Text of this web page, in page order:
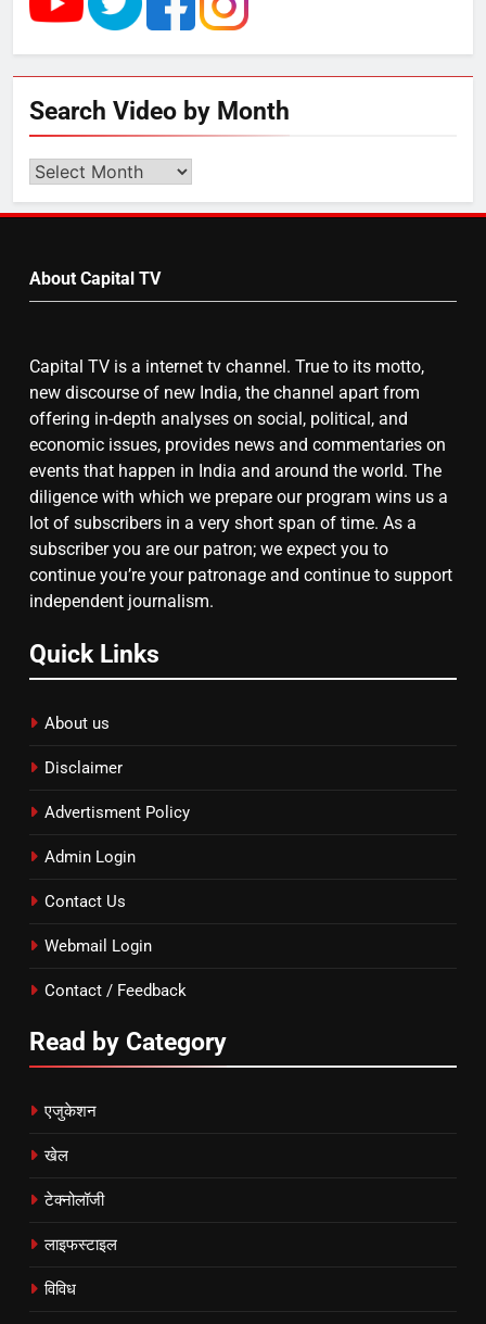
डेयरी, कुटीर उद्योग और स्वरोजगार को
राम की नगरी अयोध्या में आने वाले भक्तों
का स्वागत करेगा लक्ष्मण द्वार
बढ़ा पंचायतों का बजट
7
गाजा युद्धविराम को लेकर बड़ी खबरें
8
चुनाव से पहले लालू परिवार पर बड़ा झटका,
दिल्ली कोर्ट ने IRCTC घोटाले में आरोप
तय किए
Search Video by Month
Search
by
About Capital TV
Capital TV is a internet tv channel. True to its motto,
new discourse of new India, the channel apart from
offering in-depth analyses on social, political, and
economic issues, provides news and commentaries on
events that happen in India and around the world. The
diligence with which we prepare our program wins us a
lot of subscribers in a very short span of time. As a
subscriber you are our patron; we expect you to
continue you’re your patronage and continue to support
independent journalism.
Quick Links
About us
Disclaimer
Advertisment Policy
Admin Login
Contact Us
Webmail Login
Contact / Feedback
Read by Category
एजुकेशन
खेल
टेक्नोलॉजी
लाइफस्टाइल
विविध